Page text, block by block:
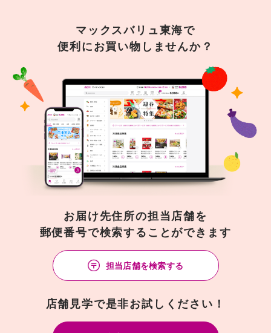
マックスバリュ東海で
便利にお買い物しませんか？
お届け先住所の担当店舗を
郵便番号で検索することができます
担当店舗を検索する
店舗見学で是非お試しください！